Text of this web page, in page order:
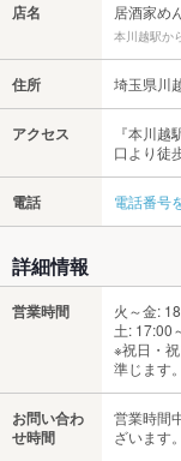
店名 居酒家め
本川越駅か
住所 埼玉県川
アクセス
『本川
口より徒
電話 電話番号
詳細情報
営業時間
火～金:
土: 17:00
※祝日・
準じます。
お問い合わ
せ時間
営業時間
ざいます